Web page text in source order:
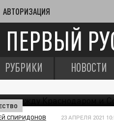
АВТОРИЗАЦИЯ
ПЕРВЫЙ
РУБРИКИ НОВОСТИ
СПИРИДОНОВ 23 АПРЕЛЯ 2021